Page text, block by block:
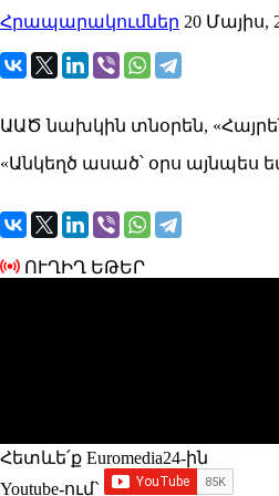
Հրապարակումներ 20 Մայիս,
ԱԱԾ նախկին տնօրեն,
«Անկեղծ ասած՝ օրս այնպես
ՈՒՂԻՂ ԵԹԵՐ
Հետևե՛ք Euromedia24-ին
Youtube-ում`